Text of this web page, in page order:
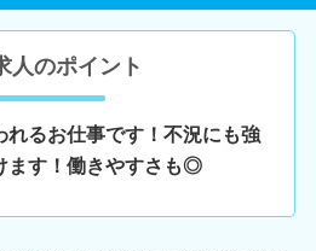
人のポイント
れるお仕事です！不況にも強
ます！働きやすさも◎